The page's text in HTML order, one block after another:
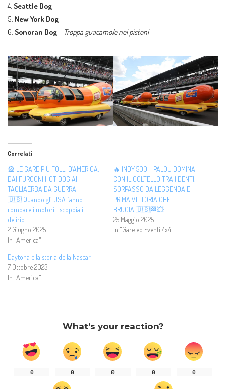
4. Seattle Dog
5. New York Dog
6. Sonoran Dog– Troppa guacamole nei pistoni
Correlati
🎡 LE GARE PIÙ FOLLI D’AMERICA:
DAI FURGONI HOT DOG AI
TAGLIAERBA DA GUERRA
🇺🇸 Quando gli USA fanno
rombare i motori… scoppia il
delirio.
2 Giugno 2025
In "America"
🔥 INDY 500 – PALOU DOMINA
CON IL COLTELLO TRA I DENTI:
SORPASSO DA LEGGENDA E
PRIMA VITTORIA CHE
BRUCIA 🇺🇸🏁💥
25 Maggio 2025
In "Gare ed Eventi 4x4"
Daytona e la storia della Nascar
7 Ottobre 2023
In "America"
What’s your reaction?
0 0 0 0 0